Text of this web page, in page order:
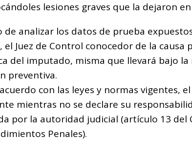
lesiones graves que la dejaron
de analizar los datos de prueba
el Juez de Control conocedor de la causa
del imputado, misma que llevará bajo
preventiva.
con las leyes y normas vigentes,
mientras no se declare su
por la autoridad judicial (artículo 13 del
Penales).